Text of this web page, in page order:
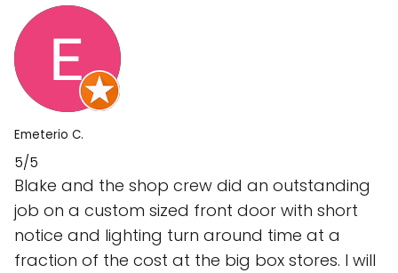
Emeterio C.
5/5
Blake and the shop crew did an outstanding
job on a custom sized front door with short
notice and lighting turn around time at a
fraction of the cost at the big box stores. I will